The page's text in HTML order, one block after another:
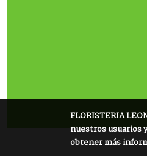
FLORISTERIA
nuestros usuarios
obtener más